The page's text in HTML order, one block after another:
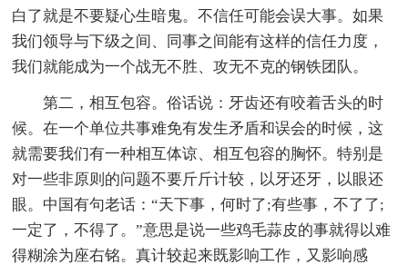
白了就是不要疑心生暗鬼。不信任可能会误大事。如果
我们领导与下级之间、同事之间能有这样的信任力度，
我们就能成为一个战无不胜、攻无不克的钢铁团队。
第二，相互包容。俗话说：牙齿还有咬着舌头的时
候。在一个单位共事难免有发生矛盾和误会的时候，这
就需要我们有一种相互体谅、相互包容的胸怀。特别是
对一些非原则的问题不要斤斤计较，以牙还牙，以眼还
眼。中国有句老话：“天下事，何时了;有些事，不了了;
一定了，不得了。”意思是说一些鸡毛蒜皮的事就得以难
得糊涂为座右铭。真计较起来既影响工作，又影响感